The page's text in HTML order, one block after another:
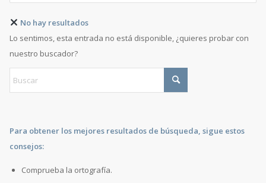
No hay resultados
Lo sentimos, esta entrada no está disponible, ¿quieres probar con
nuestro buscador?
Para obtener los mejores resultados de búsqueda, sigue estos
consejos:
Comprueba la ortografía.